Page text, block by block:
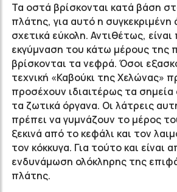
Τα οστά βρίσκονται κατά βάση
πλάτης, για αυτό η συγκεκριμένη
σχετικά εύκολη. Αντιθέτως,
εκγύμναση του κάτω μέρους της
βρίσκονται τα νεφρά. Όσοι
τεχνική «Καβούκι της Χελώνας»
προσέχουν ιδιαιτέρως τα
τα ζωτικά όργανα. Οι λάτρεις
πρέπει να γυμνάζουν το μέρος
ξεκινά από το κεφάλι και τον
τον κόκκυγα. Για τούτο και είναι
ενδυνάμωση ολόκληρης της
πλάτης.